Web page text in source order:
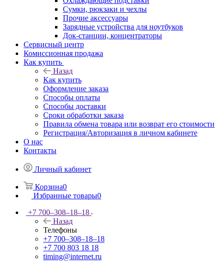
Сумки, рюкзаки и чехлы
Прочие аксессуары
Зарядные устройства для ноутбуков
Док-станции, концентраторы
Сервисный центр
Комиссионная продажа
Как купить
Назад
Как купить
Оформление заказа
Способы оплаты
Способы доставки
Сроки обработки заказа
Правила обмена товара или возврат его стоимости
Регистрация/Авторизация в личном кабинете
О нас
Контакты
Личный кабинет
Корзина0
Избранные товары0
+7 700‒308‒18‒18
Назад
Телефоны
+7 700‒308‒18‒18
+7 700 803 18 18
timing@internet.ru